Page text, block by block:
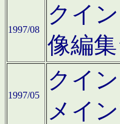
1997/08
クイ
像編
1997/05
クイ
メイ